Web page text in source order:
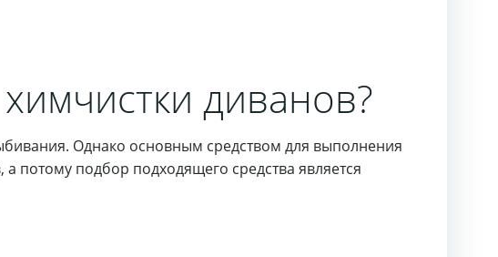
диванов?
Однако основным средством для выполнения
потому подбор подходящего средства является